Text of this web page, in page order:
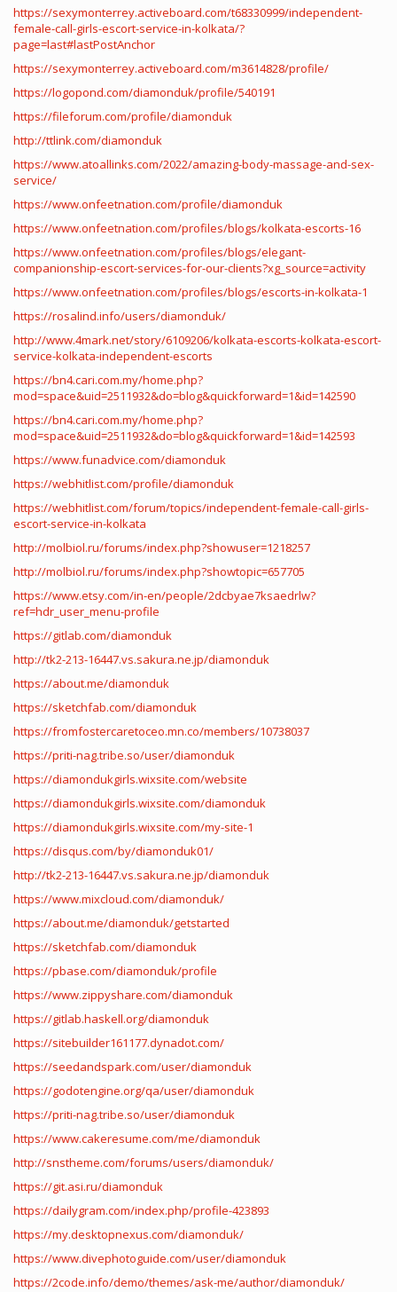
https://sexymonterrey.activeboard.com/t68330999/independent-
female-call-girls-escort-service-in-kolkata/?
page=last#lastPostAnchor
https://sexymonterrey.activeboard.com/m3614828/profile/
https://logopond.com/diamonduk/profile/540191
https://fileforum.com/profile/diamonduk
http://ttlink.com/diamonduk
https://www.atoallinks.com/2022/amazing-body-massage-and-sex-
service/
https://www.onfeetnation.com/profile/diamonduk
https://www.onfeetnation.com/profiles/blogs/kolkata-escorts-16
https://www.onfeetnation.com/profiles/blogs/elegant-
companionship-escort-services-for-our-clients?xg_source=activity
https://www.onfeetnation.com/profiles/blogs/escorts-in-kolkata-1
https://rosalind.info/users/diamonduk/
http://www.4mark.net/story/6109206/kolkata-escorts-kolkata-escort-
service-kolkata-independent-escorts
https://bn4.cari.com.my/home.php?
mod=space&uid=2511932&do=blog&quickforward=1&id=142590
https://bn4.cari.com.my/home.php?
mod=space&uid=2511932&do=blog&quickforward=1&id=142593
https://www.funadvice.com/diamonduk
https://webhitlist.com/profile/diamonduk
https://webhitlist.com/forum/topics/independent-female-call-girls-
escort-service-in-kolkata
http://molbiol.ru/forums/index.php?showuser=1218257
http://molbiol.ru/forums/index.php?showtopic=657705
https://www.etsy.com/in-en/people/2dcbyae7ksaedrlw?
ref=hdr_user_menu-profile
https://gitlab.com/diamonduk
http://tk2-213-16447.vs.sakura.ne.jp/diamonduk
https://about.me/diamonduk
https://sketchfab.com/diamonduk
https://fromfostercaretoceo.mn.co/members/10738037
https://priti-nag.tribe.so/user/diamonduk
https://diamondukgirls.wixsite.com/website
https://diamondukgirls.wixsite.com/diamonduk
https://diamondukgirls.wixsite.com/my-site-1
https://disqus.com/by/diamonduk01/
http://tk2-213-16447.vs.sakura.ne.jp/diamonduk
https://www.mixcloud.com/diamonduk/
https://about.me/diamonduk/getstarted
https://sketchfab.com/diamonduk
https://pbase.com/diamonduk/profile
https://www.zippyshare.com/diamonduk
https://gitlab.haskell.org/diamonduk
https://sitebuilder161177.dynadot.com/
https://seedandspark.com/user/diamonduk
https://godotengine.org/qa/user/diamonduk
https://priti-nag.tribe.so/user/diamonduk
https://www.cakeresume.com/me/diamonduk
http://snstheme.com/forums/users/diamonduk/
https://git.asi.ru/diamonduk
https://dailygram.com/index.php/profile-423893
https://my.desktopnexus.com/diamonduk/
https://www.divephotoguide.com/user/diamonduk
https://2code.info/demo/themes/ask-me/author/diamonduk/